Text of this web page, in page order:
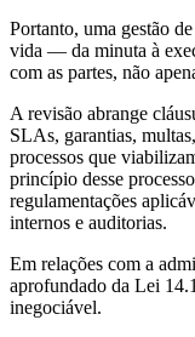
Portanto, uma gestão
vida — da minuta à
com as partes, não
A revisão abrange
SLAs, garantias,
processos que
princípio desse
regulamentações
internos e auditorias.
Em relações com a
aprofundado da Lei
inegociável.